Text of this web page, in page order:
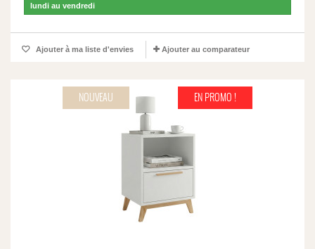
lundi au vendredi
Ajouter à ma liste d'envies Ajouter au comparateur
NOUVEAU EN PROMO !